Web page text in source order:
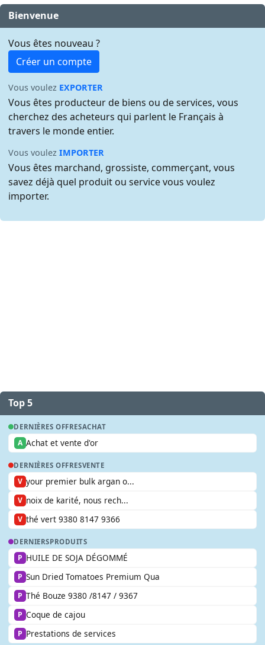
Bienvenue
Vous êtes nouveau ?
Créer un compte
Vous voulez EXPORTER
Vous êtes producteur de biens ou de services, vous
cherchez des acheteurs qui parlent le Français à
travers le monde entier.
Vous voulezIMPORTER
Vous êtes marchand, grossiste, commerçant, vous
savez déjà quel produit ou service vous voulez
importer.
Top 5
DERNIÈRES OFFRESACHAT
A Achat et vente d'or
DERNIÈRES OFFRESVENTE
V your premier bulk argan o...
V noix de karité, nous rech...
V thé vert 9380 8147 9366
DERNIERSPRODUITS
P HUILE DE SOJA DÉGOMMÉ
P Sun Dried Tomatoes Premium Qua
P Thé Bouze 9380 /8147 / 9367
P Coque de cajou
P Prestations de services